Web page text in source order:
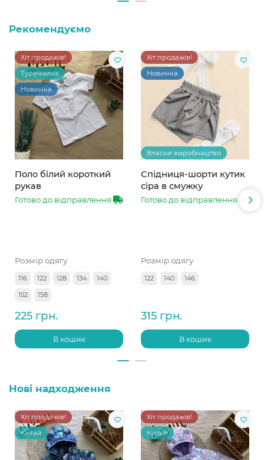
Рекомендуємо
Хіт продажів!
Туреччина
Новинка
Поло білий короткий
рукав
Готово до відправлення
Розмір одягу
116 122 128 134
140
152
158
225 грн.
В кошик
Хіт продажів!
Новинка
Власне виробництво
Спідниця-шорти кутик
сіра в смужку
Готово до відправлення
Розмір одягу
122 140 146
315 грн.
В кошик
Нові надходження
Хіт продажів!
Китай
Хіт продажів!
Китай